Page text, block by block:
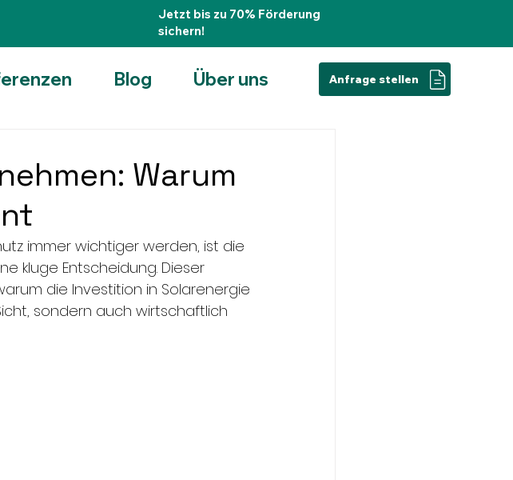
Jetzt bis zu 70% Förderung
sichern!
Blog Über uns Anfrage stellen
Warum
immer wichtiger werden, ist die
kluge Entscheidung. Dieser
die Investition in Solarenergie
sondern auch wirtschaftlich